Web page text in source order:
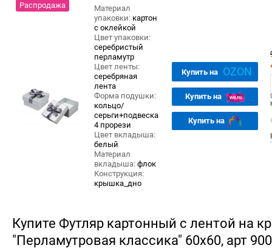
Распродажа
Материал
упаковки: картон
с оклейкой
Цвет упаковки:
серебристый
перламутр
Цвет ленты:
серебряная
лента
Форма подушки:
кольцо/
серьги+подвеска
4 прорези
Цвет вкладыша:
белый
Материал
вкладыша: флок
Конструкция:
крышка_дно
Купить на OZON
Купить на
Купить на
Купите Футляр картонный с лентой на
"Перламутровая классика" 60х60, арт